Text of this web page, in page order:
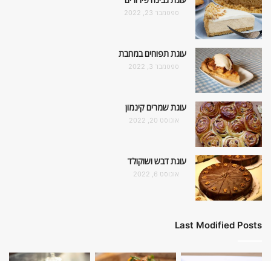
ספטמבר 23, 2022
עוגת תפוחים במחבת
ספטמבר 3, 2022
עוגת שמרים קינמון
אוגוסט 20, 2022
עוגת דבש ושוקולד
אוגוסט 6, 2022
Last Modified Posts